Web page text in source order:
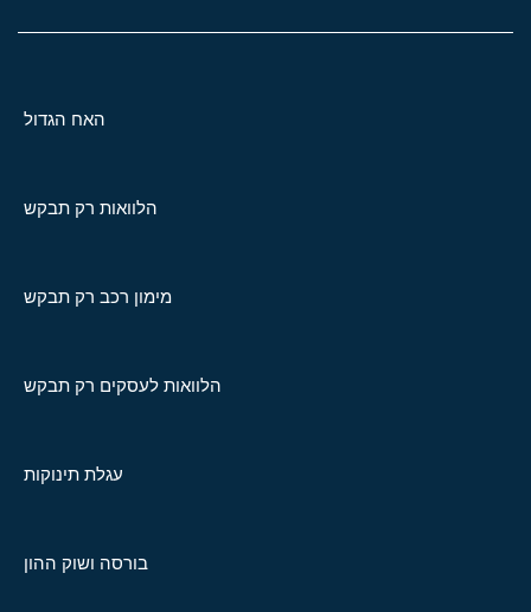
האח הגדול
הלוואות רק תבקש
מימון רכב רק תבקש
הלוואות לעסקים רק תבקש
עגלת תינוקות
בורסה ושוק ההון